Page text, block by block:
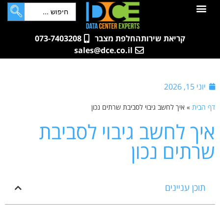
לתוכן
קריאת שירותהחלפת מצבר
073-7403208
sales@dce.co.il
יוני 15, 2026
דף הבית » איך לחשב גיבוי לסביבת שרתים נכון
איך לחשב גיבוי לסביבת
שרתים נכון
תוכן עניינים